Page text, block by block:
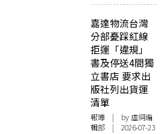
嘉達物流台灣
分部憂踩紅線
拒運「違規」
書及停送4間獨
立書店 要求出
版社列出貨運
清單
報導 | by 虛詞編
輯部 | 2026-07-23